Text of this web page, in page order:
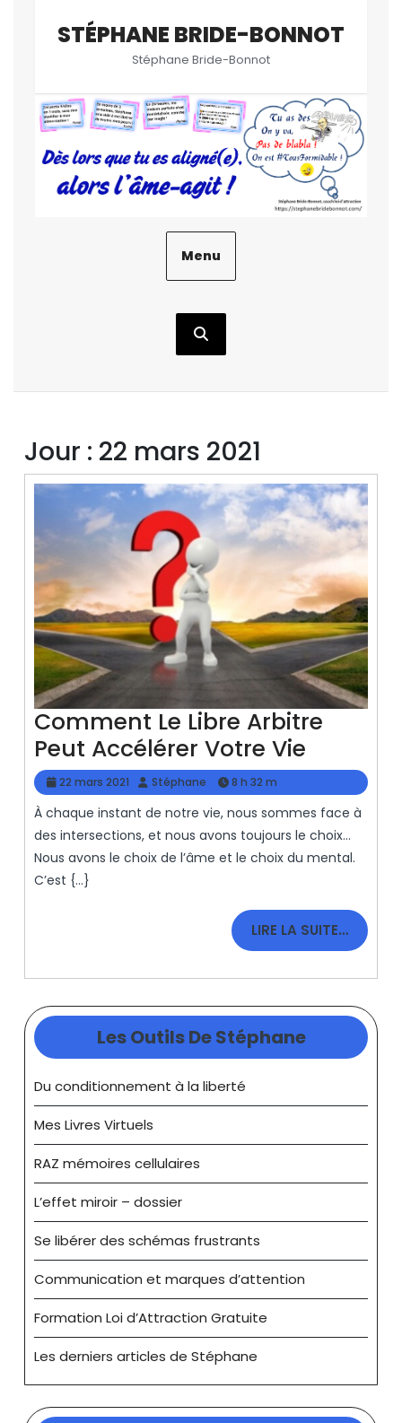
STÉPHANE BRIDE-BONNOT
Stéphane Bride-Bonnot
Menu
Jour : 22 mars 2021
Comment Le Libre Arbitre
Peut Accélérer Votre Vie
Le
Libre
Arbitre
Peut
Votre
Vie
22 mars 2021
22
mars
2021
Stéphane Stéphane
8 h 32 m
À chaque instant de notre vie, nous sommes face à
des intersections, et nous avons toujours le choix…
Nous avons le choix de l’âme et le choix du mental.
C’est {...}
LIRE LA SUITE…LIRE
LA
Les Outils De Stéphane
Du conditionnement à la liberté
Mes Livres Virtuels
RAZ mémoires cellulaires
L’effet miroir – dossier
Se libérer des schémas frustrants
Communication et marques d’attention
Formation Loi d’Attraction Gratuite
Les derniers articles de Stéphane